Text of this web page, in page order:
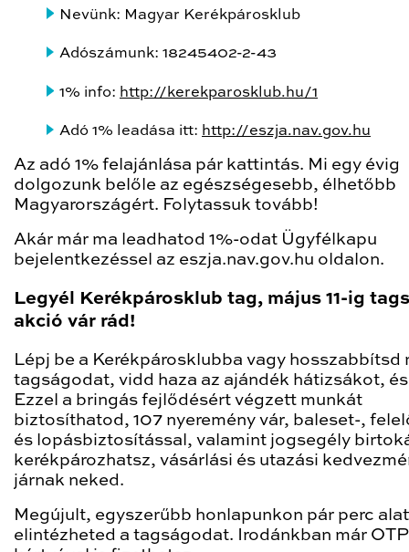
Nevünk: Magyar Kerékpárosklub
Adószámunk: 18245402-2-43
1% info: http://kerekparosklub.hu/1
Adó 1% leadása itt: http://eszja.nav.gov.hu
Az adó 1% felajánlása pár kattintás. Mi egy évig
dolgozunk belőle az egészségesebb, élhetőbb
Magyarországért. Folytassuk tovább!
Akár már ma leadhatod 1%-odat Ügyfélkapu
bejelentkezéssel az eszja.nav.gov.hu oldalon.
Legyél Kerékpárosklub tag, május 11-ig
akció vár rád!
Lépj be a Kerékpárosklubba vagy hosszabbítsd
tagságodat, vidd haza az ajándék hátizsákot,
Ezzel a bringás fejlődésért végzett munkát
biztosíthatod, 107 nyeremény vár, baleset-,
és lopásbiztosítással, valamint jogsegély
kerékpározhatsz, vásárlási és utazási
járnak neked.
Megújult, egyszerűbb honlapunkon pár perc
elintézheted a tagságodat. Irodánkban már